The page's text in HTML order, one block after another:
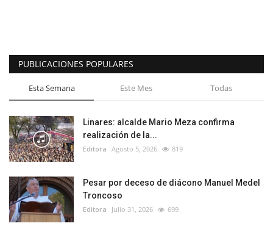
PUBLICACIONES POPULARES
Esta Semana Este Mes Todas
Linares: alcalde Mario Meza confirma
realización de la...
Editora Agosto 5, 2026 819
Pesar por deceso de diácono Manuel Medel
Troncoso
Editora Julio 31, 2026 699